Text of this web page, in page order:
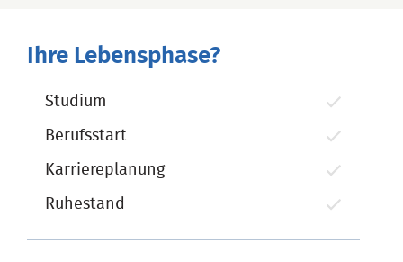
Ihre Lebensphase?
Studium
Berufsstart
Karriereplanung
Ruhestand